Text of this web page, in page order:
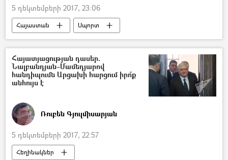
5 դեկտեմբերի 2017, 23:06
Հայաստան Սպորտ
Հայատյացության դասեր.
Նալբանդյան–Մամեդյարով
հանդիպումն Արցախի հարցում իրո՞ք
անհույս է
Ռուբեն Գյուլմիսարյան
5 դեկտեմբերի 2017, 22:57
Հեղինակներ